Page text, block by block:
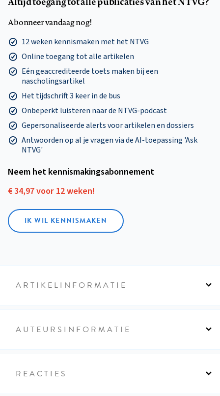
Abonneer vandaag nog!
12 weken kennismaken met het NTVG
Online toegang tot alle artikelen
Eén geaccrediteerde toets maken bij een
nascholingsartikel
Het tijdschrift 3 keer in de bus
Onbeperkt luisteren naar de NTVG-podcast
Gepersonaliseerde alerts voor artikelen en dossiers
Antwoorden op al je vragen via de AI-toepassing 'Ask
NTVG'
Neem het kennismakings­abonnement
€ 34,97 voor 12 weken!
IK WIL KENNISMAKEN
ARTIKELINFORMATIE
AUTEURSINFORMATIE
REACTIES